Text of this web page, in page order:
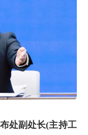
处副处长(主持工